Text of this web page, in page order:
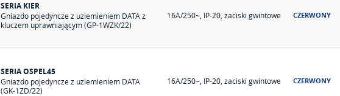
SERIA KIER
Gniazdo pojedyncze z uziemieniem DATA z
kluczem uprawniającym (GP-1WZK/22)
16A/250~, IP-20, zaciski gwintowe CZERWONY
SERIA OSPEL45
Gniazdo pojedyncze z uziemieniem DATA
(GK-1ZD/22)
16A/250~, IP-20, zaciski gwintowe CZERWONY